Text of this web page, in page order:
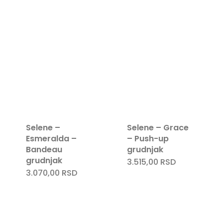
Go To Shop
Selene –
Esmeralda –
Bandeau
grudnjak
3.070,00 RSD
Selene – Grace
– Push-up
grudnjak
3.515,00 RSD